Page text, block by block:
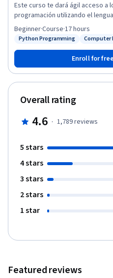
Este curso te dará ágil acceso a
programación utilizando el
su versión 3.0. Python tiene una
te permitirá aplicar rápidamente
curso, podrás construir
tu trabajo y estarás preparado
programación más avanzados. El curso no requiere
conocimientos previos de
matemática básica. Cualquier
informática moderado podrá ser
libro “El Tutorial de Python” de
Status: Python Programming
Python Programming
Status:
Computer
Beginner·Course·17 hours
Enroll for free
Overall rating
4.6 · 1,789reviews
5 stars
4 stars
3 stars
2 stars
1 star
Featured reviews